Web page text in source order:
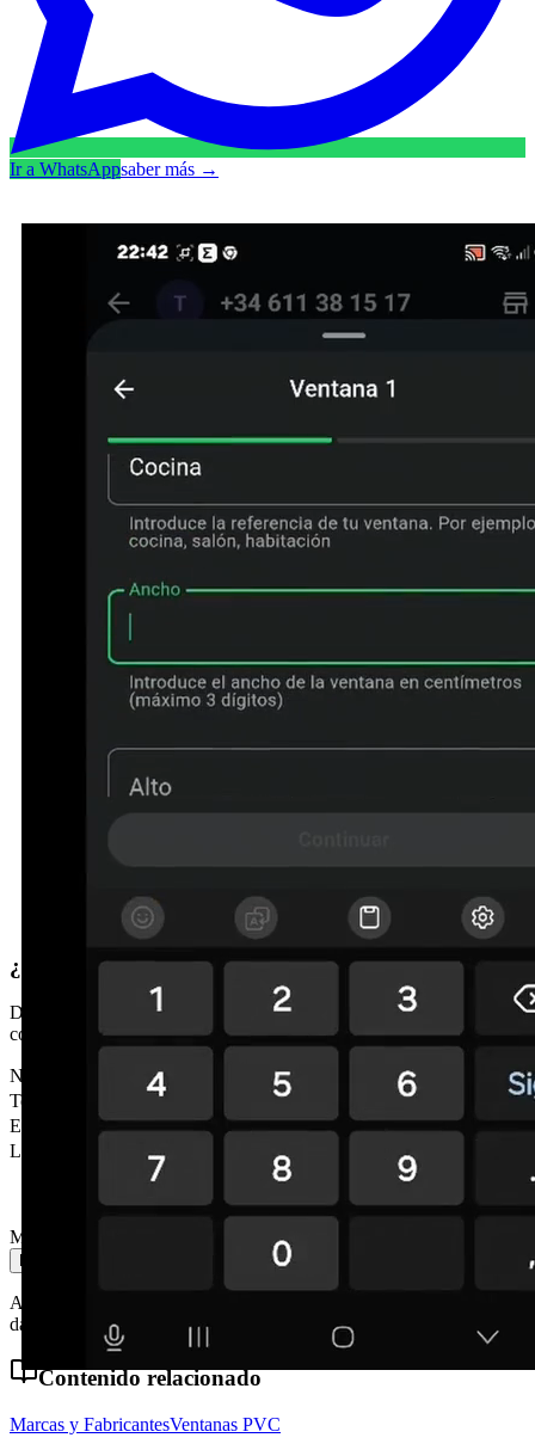
Ir a WhatsAppsaber más →
¿Prefieres que te llamemos?
Déjanos tus datos y te contactamos en menos de 24h. Sin
compromiso.
Nombre
Teléfono
Email
Localidad
Mensaje
Enviar mensaje
Al enviar aceptas nuestra política de privacidad. No compartimos tus
datos con terceros.
Contenido relacionado
Marcas y FabricantesVentanas PVC